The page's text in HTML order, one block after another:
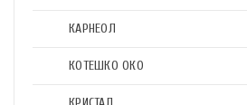
КАРНЕОЛ
КОТЕШКО ОКО